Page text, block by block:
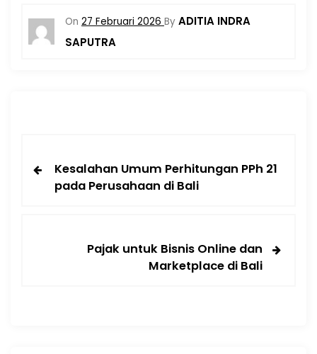
On 27 Februari 2026 By ADITIA INDRA
SAPUTRA
Kesalahan Umum Perhitungan PPh 21
pada Perusahaan di Bali
Pajak untuk Bisnis Online dan
Marketplace di Bali